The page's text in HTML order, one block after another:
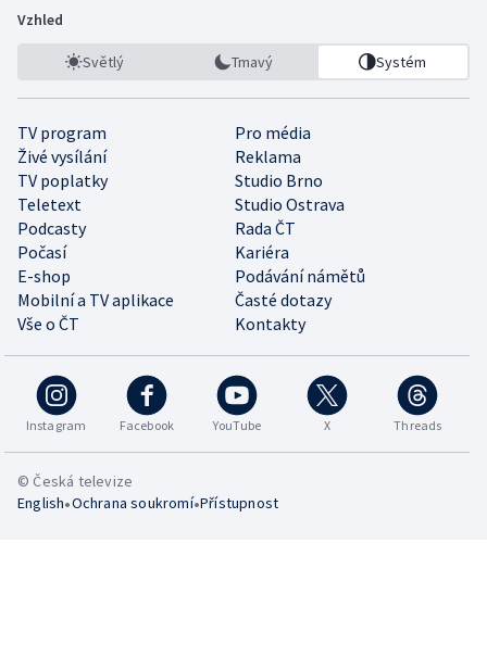
Vzhled
Světlý Tmavý Systém
TV program
Pro média
Živé vysílání
Reklama
TV poplatky
Studio Brno
Teletext
Studio Ostrava
Podcasty
Rada ČT
Počasí
Kariéra
E-shop
Podávání námětů
Mobilní a TV aplikace
Časté dotazy
Vše o ČT
Kontakty
Instagram Facebook YouTube X Threads
© Česká televize
English•Ochrana soukromí•Přístupnost